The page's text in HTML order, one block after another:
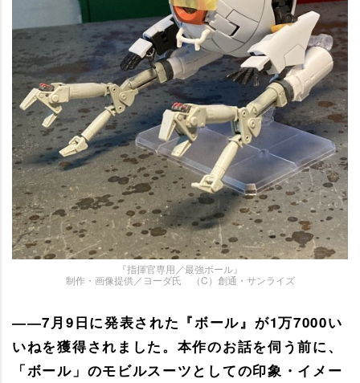
『指揮官専用／最強ボール』
制作・画像提供／ヨーダ氏 （C）創通・サンライズ
――7月9日に発表された『ボール』が1万7000い
いねを獲得されました。本作のお話を伺う前に、
「ボール」のモビルスーツとしての印象・イメー